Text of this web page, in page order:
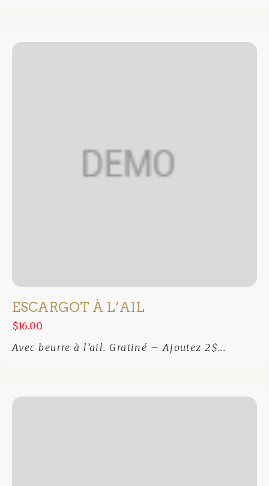
ESCARGOT À L’AIL
$16.00
Avec beurre à l’ail. Gratiné – Ajoutez 2$...